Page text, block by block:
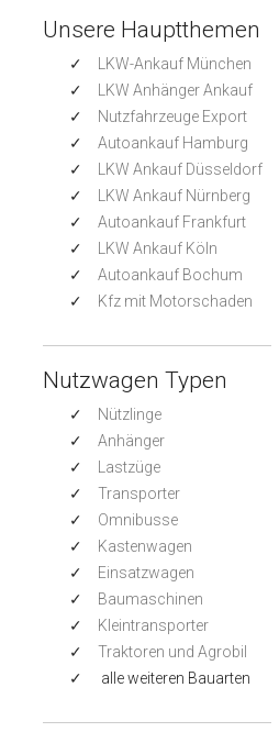
Unsere Hauptthemen
LKW-Ankauf München
LKW Anhänger Ankauf
Nutzfahrzeuge Export
Autoankauf Hamburg
LKW Ankauf Düsseldorf
LKW Ankauf Nürnberg
Autoankauf Frankfurt
LKW Ankauf Köln
Autoankauf Bochum
Kfz mit Motorschaden
Nutzwagen Typen
Nützlinge
Anhänger
Lastzüge
Transporter
Omnibusse
Kastenwagen
Einsatzwagen
Baumaschinen
Kleintransporter
Traktoren und Agrobil
alle weiteren Bauarten